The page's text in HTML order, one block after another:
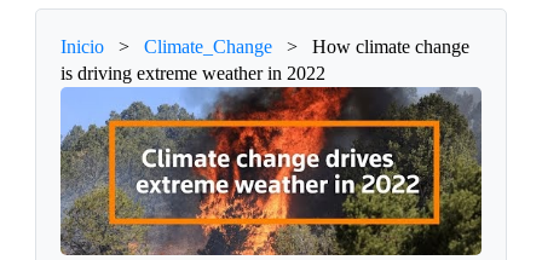
Inicio > Climate_Change >
How climate change
is driving extreme weather in 2022